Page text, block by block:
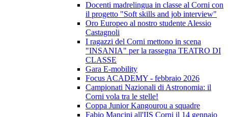
Docenti madrelingua in classe al Corni con
il progetto "Soft skills and job interview"
Oro Europeo al nostro studente Alessio
Castagnoli
I ragazzi del Corni mettono in scena
"INSANIA" per la rassegna TEATRO DI
CLASSE
Gara E-mobility
Focus ACADEMY - febbraio 2026
Campionati Nazionali di Astronomia: il
Corni vola tra le stelle!
Coppa Junior Kangourou a squadre
Fabio Mancini all'IIS Corni il 14 gennaio